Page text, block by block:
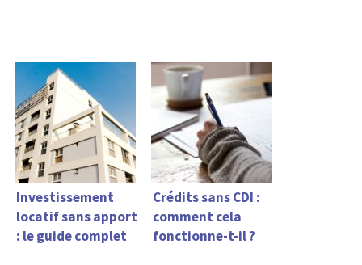
Investissement
locatif sans apport
: le guide complet
Crédits sans CDI :
comment cela
fonctionne-t-il ?